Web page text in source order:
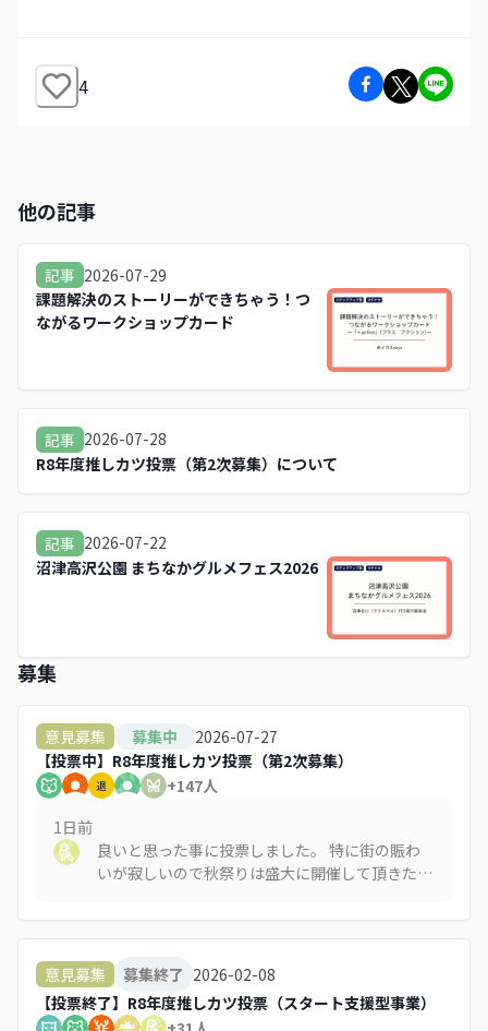
4
他の記事
記事 2026-07-29
課題解決のストーリーができちゃう！つ
ながるワークショップカード
記事 2026-07-28
R8年度推しカツ投票（第2次募集）について
記事 2026-07-22
沼津高沢公園 まちなかグルメフェス2026
募集
意見募集 募集中
2026-07-27
【投票中】R8年度推しカツ投票（第2次募集）
退 +147人
1日前
良いと思った事に投票しました。 特に街の賑わ
いが寂しいので秋祭りは盛大に開催して頂きた
意見募集
募集終了 2026-02-08
【投票終了】R8年度推しカツ投票（スタート支援型事業）